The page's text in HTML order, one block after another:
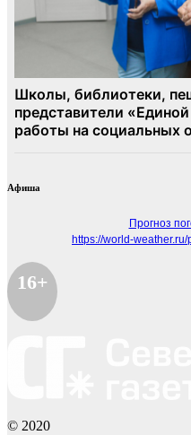
Афиша
Прогноз
https://world-
16+
© 2020